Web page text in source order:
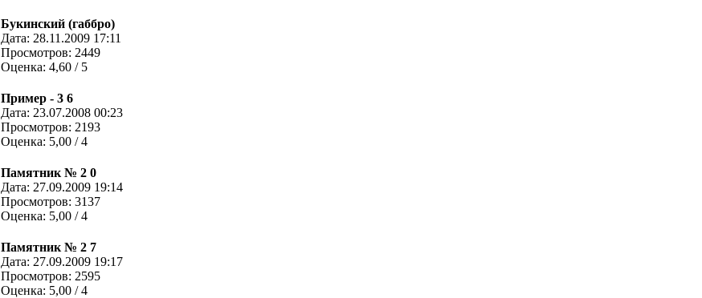
Букинский (габбро)
Дата: 28.11.2009 17:11
Просмотров: 2449
Оценка: 4,60 / 5
Пример - 3 6
Дата: 23.07.2008 00:23
Просмотров: 2193
Оценка: 5,00 / 4
Памятник № 2 0
Дата: 27.09.2009 19:14
Просмотров: 3137
Оценка: 5,00 / 4
Памятник № 2 7
Дата: 27.09.2009 19:17
Просмотров: 2595
Оценка: 5,00 / 4